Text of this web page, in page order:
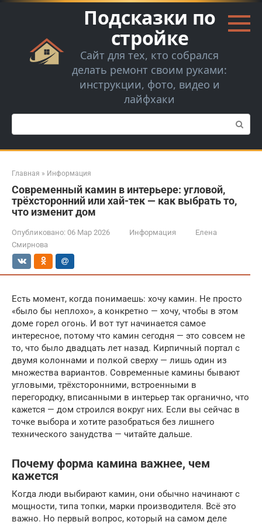
Перейти
Подсказки по
стройке
Сайт для тех, кто собрался
делать ремонт своим руками:
инструкции, фото, видео и
лайфхаки
Поиск:
Главная » Информация
Современный камин в интерьере: угловой,
трёхсторонний или хай-тек — как выбрать то,
что изменит дом
Опубликовано: 06 Мар 2026 Информация
Елена
Смирнова
Есть момент, когда понимаешь: хочу камин. Не просто
«было бы неплохо», а конкретно — хочу, чтобы в этом
доме горел огонь. И вот тут начинается самое
интересное, потому что камин сегодня — это совсем не
то, что было двадцать лет назад. Кирпичный портал с
двумя колоннами и полкой сверху — лишь один из
множества вариантов. Современные камины бывают
угловыми, трёхсторонними, встроенными в
перегородку, вписанными в интерьер так органично, что
кажется — дом строился вокруг них. Если вы сейчас в
точке выбора и хотите разобраться без лишнего
технического занудства — читайте дальше.
Почему форма камина важнее, чем
кажется
Когда люди выбирают камин, они обычно начинают с
мощности, типа топки, марки производителя. Всё это
важно. Но первый вопрос, который на самом деле